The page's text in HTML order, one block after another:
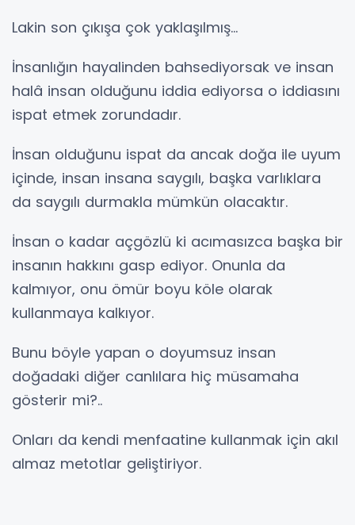
Lakin son çıkışa çok yaklaşılmış…
İnsanlığın hayalinden bahsediyorsak ve insan
halâ insan olduğunu iddia ediyorsa o iddiasını
ispat etmek zorundadır.
İnsan olduğunu ispat da ancak doğa ile uyum
içinde, insan insana saygılı, başka varlıklara
da saygılı durmakla mümkün olacaktır.
İnsan o kadar açgözlü ki acımasızca başka bir
insanın hakkını gasp ediyor. Onunla da
kalmıyor, onu ömür boyu köle olarak
kullanmaya kalkıyor.
Bunu böyle yapan o doyumsuz insan
doğadaki diğer canlılara hiç müsamaha
gösterir mi?..
Onları da kendi menfaatine kullanmak için akıl
almaz metotlar geliştiriyor.